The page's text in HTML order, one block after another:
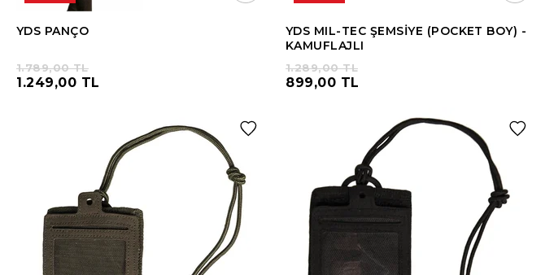
YDS PANÇO
1.249,00 TL
1.789,00 TL
YDS MIL-TEC ŞEMSİYE (POCKET BOY) -
KAMUFLAJLI
899,00 TL
1.289,00 TL